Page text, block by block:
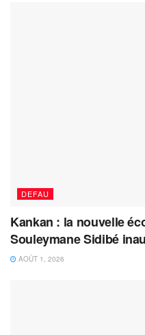
DEFAU
Kankan : la nouvelle
Souleymane Sidibé
AOÛT 1, 2026